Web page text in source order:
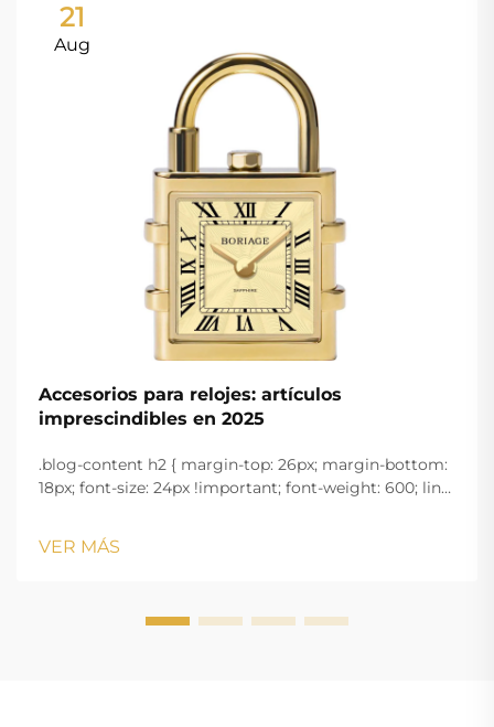
21
Aug
Accesorios para relojes: artículos
imprescindibles en 2025
.blog-content h2 { margin-top: 26px; margin-bottom:
18px; font-size: 24px !important; font-weight: 600; line-
margin-bottom: 18px; font-size: 20px !important; font-
w...
VER MÁS